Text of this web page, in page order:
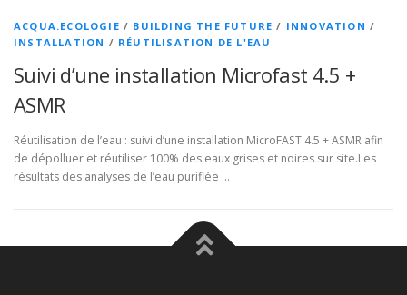
ACQUA.ECOLOGIE / BUILDING THE FUTURE / INNOVATION /
INSTALLATION / RÉUTILISATION DE L'EAU
Suivi d’une installation Microfast 4.5 +
ASMR
Réutilisation de l’eau : suivi d’une installation MicroFAST 4.5 + ASMR afin
de dépolluer et réutiliser 100% des eaux grises et noires sur site.Les
résultats des analyses de l’eau purifiée …